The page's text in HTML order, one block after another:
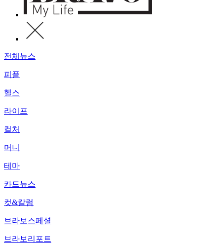
전체뉴스
피플
헬스
라이프
컬처
머니
테마
카드뉴스
컷&칼럼
브라보스페셜
브라보리포트